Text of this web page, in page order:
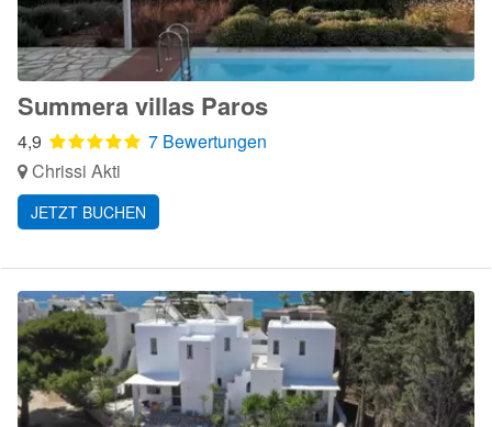
Summera villas Paros
4,9
7 Bewertungen
Chrissi Akti
JETZT BUCHEN